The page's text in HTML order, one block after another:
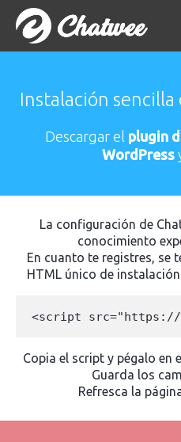
Instalación sencilla
Descargar el plugin
WordPress
La configuración de
conocimiento
En cuanto te registres, se
HTML único de
<script src="https://
Copia el script y pégalo en
Guarda los
Refresca la